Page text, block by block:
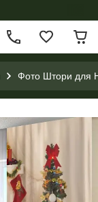
Фото Штори для